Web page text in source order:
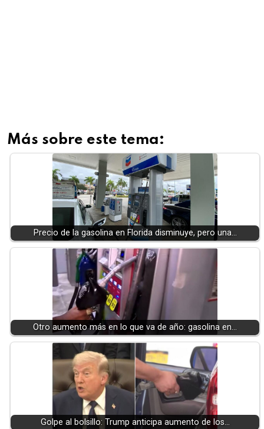
Más sobre este tema:
Precio de la gasolina en Florida disminuye, pero una…
Otro aumento más en lo que va de año: gasolina en…
Golpe al bolsillo: Trump anticipa aumento de los…